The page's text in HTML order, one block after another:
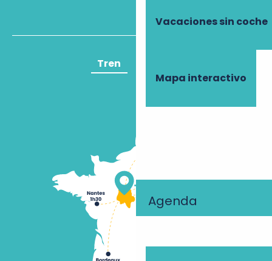
Vacaciones sin coche
Mapa interactivo
Agenda
Tren